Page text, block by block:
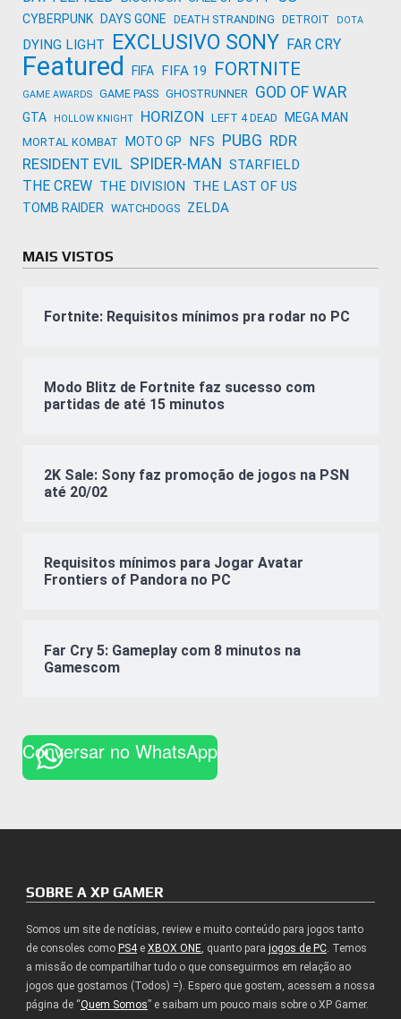
CYBERPUNK DAYS GONE DEATH STRANDING DETROIT DOTA
DYING LIGHT EXCLUSIVO SONY FAR CRY
Featured FIFA FIFA 19 FORTNITE
GAME AWARDS GAME PASS GHOSTRUNNER GOD OF WAR
GTA HOLLOW KNIGHT HORIZON LEFT 4 DEAD MEGA MAN
MORTAL KOMBAT MOTO GP NFS PUBG RDR
RESIDENT EVIL SPIDER-MAN STARFIELD
THE CREW THE DIVISION THE LAST OF US
TOMB RAIDER WATCHDOGS ZELDA
MAIS VISTOS
Fortnite: Requisitos mínimos pra rodar no PC
Modo Blitz de Fortnite faz sucesso com
partidas de até 15 minutos
2K Sale: Sony faz promoção de jogos na PSN
até 20/02
Requisitos mínimos para Jogar Avatar
Frontiers of Pandora no PC
Far Cry 5: Gameplay com 8 minutos na
Gamescom
Conversar no WhatsApp
SOBRE A XP GAMER
Somos um site de notícias, review e muito conteúdo para jogos tanto
de consoles como PS4e XBOX ONE, quanto para jogos de PC. Temos
a missão de compartilhar tudo o que conseguirmos em relação ao
jogos que gostamos (Todos) =). Espero que gostem, acessem a nossa
página de “Quem Somos” e saibam um pouco mais sobre o XP Gamer.